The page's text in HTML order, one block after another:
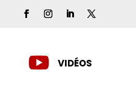
 VIDÉOS